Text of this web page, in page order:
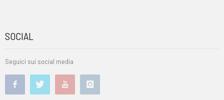
SOCIAL
Seguici sui social media